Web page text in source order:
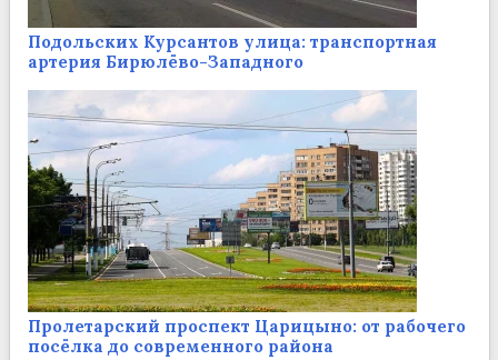
Подольских Курсантов улица: транспортная
артерия Бирюлёво-Западного
Пролетарский проспект Царицыно: от рабочего
посёлка до современного района